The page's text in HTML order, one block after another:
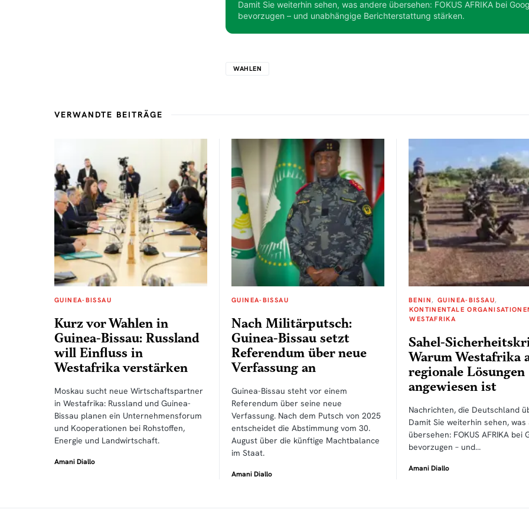
Damit Sie weiterhin sehen, was andere übersehen: FOKUS AFRIKA bei
bevorzugen – und unabhängige Berichterstattung stärken.
WAHLEN
VERWANDTE BEITRÄGE
GUINEA-BISSAU
Kurz vor Wahlen in
Guinea-Bissau: Russland
will Einfluss in
Westafrika verstärken
Moskau sucht neue Wirtschaftspartner
in Westafrika: Russland und Guinea-
Bissau planen ein Unternehmensforum
und Kooperationen bei Rohstoffen,
Energie und Landwirtschaft.
Amani Diallo
GUINEA-BISSAU
Nach Militärputsch:
Guinea-Bissau setzt
Referendum über neue
Verfassung an
Guinea-Bissau steht vor einem
Referendum über seine neue
Verfassung. Nach dem Putsch von 2025
entscheidet die Abstimmung vom 30.
August über die künftige Machtbalance
im Staat.
Amani Diallo
BENIN
GUINEA-BISSAU
KONTINENTALE
WESTAFRIKA
Sahel-
Warum Westafrika
regionale Lösungen
angewiesen ist
Nachrichten, die Deutschland
Damit Sie weiterhin sehen,
übersehen: FOKUS AFRIKA bei
bevorzugen – und…
Amani Diallo